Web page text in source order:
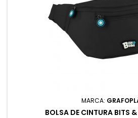
MARCA:
BOLSA DE CINTURA BITS